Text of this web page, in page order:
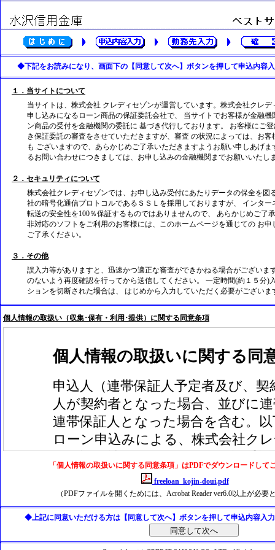
◆下記をお読みになり、画面下の【同意して次へ】ボタンを押して申込内容
１．当サイトについて
当サイトは、株式会社 クレディセゾンが運営しています。株式会社クレ
申し込みになるローン商品の保証委託会社で、 当サイトでお客様が金融
ン商品の受付を金融機関の委託に 基づき代行しております。 お客様にご
き保証委託の審査をさせていただきますが、審査 の状況によっては、お
も ございますので、あらかじめご了承いただきますようお願い申しあげ
るお問い合わせにつきましては、お申し込みの金融機関までお願いいたし
２．セキュリティについて
株式会社クレディセゾンでは、お申し込み受付にあたりデータの保全を図
社の暗号化通信プロトコルであるＳＳＬを採用しておりますが、 インタ
転送の安全性を100％保証するものではありませんので、 あらかじめご了
非対応のソフトをご利用のお客様には、このホームページを通じての お
ご了承ください。
３．その他
誤入力等がありますと、迅速かつ適正な審査ができかねる場合がございま
のないよう再度確認を行ってから送信してください。 一定時間(約１５分)
ションを切断された場合は、 はじめから入力していただく必要がございま
個人情報の取扱い（収集･保有・利用･提供）に関する同意条項
「個人情報の取扱いに関する同意条項」はPDFでダウンロードして
freeloan_kojin-doui.pdf
（PDFファイルを開くためには、Acrobat Reader ver6.0以上が必要
◆上記に同意いただける方は【同意して次へ】ボタンを押して申込内容入